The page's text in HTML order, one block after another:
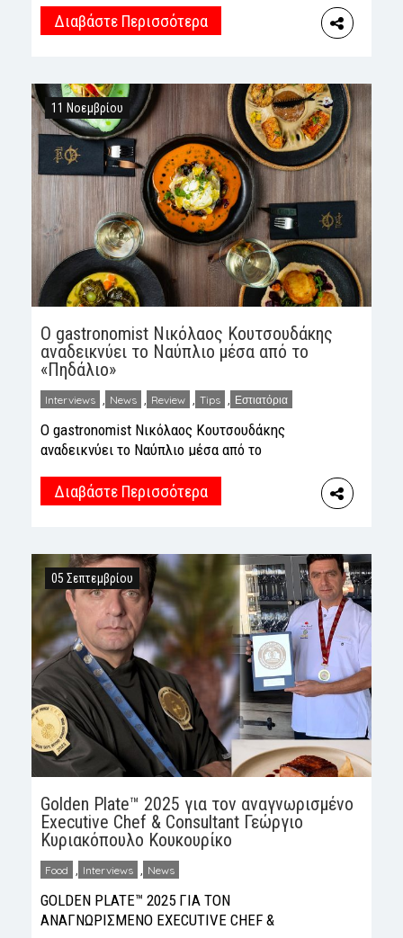
2026” & “Best Hotel Restaurants” Με
ιδιαίτερη τιμή και υπερηφάνεια, το MY WAY
επιβεβαιώνοντας για ακόμη μία φορά την […]
Διαβάστε Περισσότερα
11 Νοεμβρίου
Ο gastronomist Νικόλαος Κουτσουδάκης
αναδεικνύει το Ναύπλιο μέσα από το
«Πηδάλιο»
Interviews News Review Tips Εστιατόρια
Ο gastronomist Νικόλαος Κουτσουδάκης
αναδεικνύει το Ναύπλιο μέσα από το
ελληνικής γαστρονομίας – Αποκτά για το
«Πηδάλιο» τον επίσημο τίτλο «Πρεσβευτής
Ναύπλιο, [11-11-2025] – Το εστιατόριο
«Πηδάλιο», με την υπογραφή του
gastronomist Νικόλαου Κουτσουδάκη,
αποτελεί σήμερα έναν από […]
Διαβάστε Περισσότερα
05 Σεπτεμβρίου
Golden Plate™ 2025 για τον αναγνωρισμένο
Executive Chef & Consultant Γεώργιο
Κυριακόπουλο Κουκουρίκο
Food Interviews News
GOLDEN PLATE™ 2025 ΓΙΑ ΤΟΝ
ΑΝΑΓΝΩΡΙΣΜΕΝΟ EXECUTIVE CHEF &